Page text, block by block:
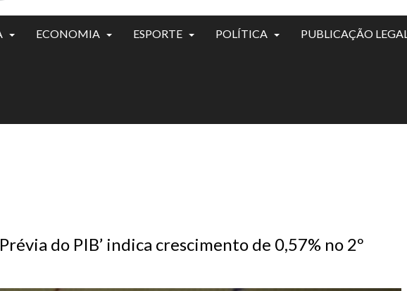
ECONOMIA ESPORTE POLÍTICA PUBLICAÇÃO LEGAL
do PIB’ indica crescimento de 0,57% no 2º